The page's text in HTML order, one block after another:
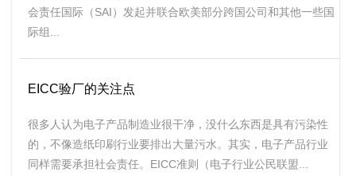
会责任国际（SAI）发起并联合欧美部分跨国公司和其他一些国
际组...
EICC验厂的关注点
很多人认为电子产品制造业很干净，没什么东西是具有污染性
的，不像造纸印刷行业要排出大量污水。其实，电子产品行业
同样需要承担社会责任。EICC准则（电子行业公民联盟...